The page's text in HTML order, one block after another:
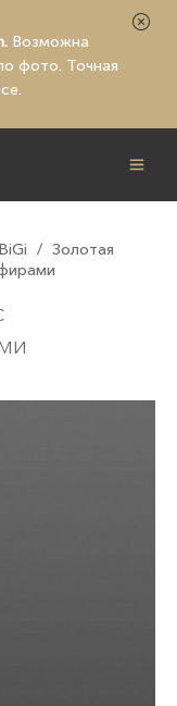
Возможна
фото. Точная
/ Золотая